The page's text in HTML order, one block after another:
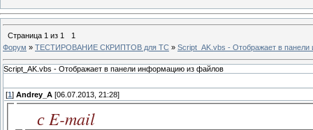
Страница 1 из 1
1
Форум » ТЕСТИРОВАНИЕ СКРИПТОВ для TC » Script_AK.vbs - Отображает в
Script_AK.vbs - Отображает в панели информацию из файлов
[1 ] Andrey_A [06.07.2013, 21:28]
с E-mail